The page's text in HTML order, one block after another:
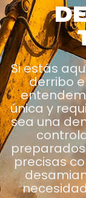
Si estás
derribo
única y
sea una
precisas